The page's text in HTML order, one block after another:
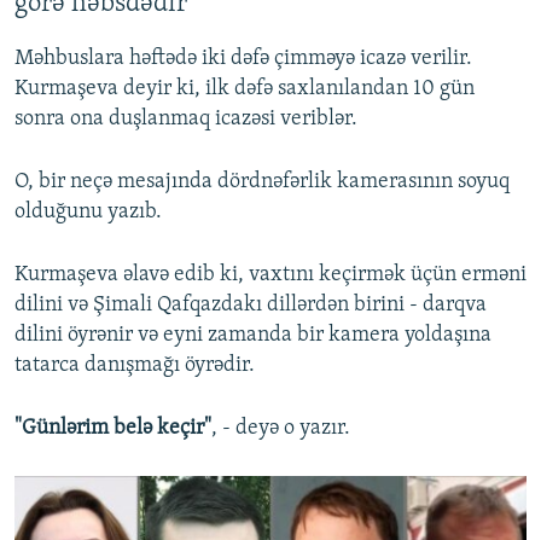
Məhbuslara həftədə iki dəfə çimməyə icazə verilir.
Kurmaşeva deyir ki, ilk dəfə saxlanılandan 10 gün
sonra ona duşlanmaq icazəsi veriblər.
O, bir neçə mesajında dördnəfərlik kamerasının soyuq
olduğunu yazıb.
Kurmaşeva əlavə edib ki, vaxtını keçirmək üçün erməni
dilini və Şimali Qafqazdakı dillərdən birini - darqva
dilini öyrənir və eyni zamanda bir kamera yoldaşına
tatarca danışmağı öyrədir.
"Günlərim belə keçir", - deyə o yazır.